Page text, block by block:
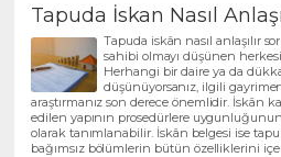
Tapuda İskan Nasıl
Tapuda iskân nasıl anlaşılır
sahibi olmayı düşünen
Herhangi bir daire ya da
düşünüyorsanız, ilgili
araştırmanız son derece önemlidir. İskân
edilen yapının prosedürlere
olarak tanımlanabilir. İskân belgesi ise
bağımsız bölümlerin bütün özelliklerini